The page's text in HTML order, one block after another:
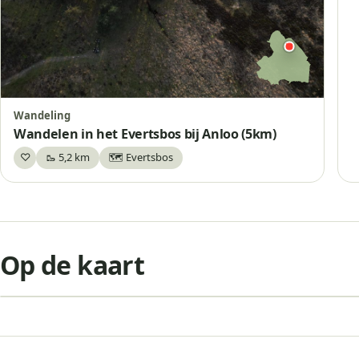
Wandeling
Wandelen in het Evertsbos bij Anloo (5km)
♡
Bewaar🥾 5,2 km 🗺️ Evertsbos
Op de kaart
−